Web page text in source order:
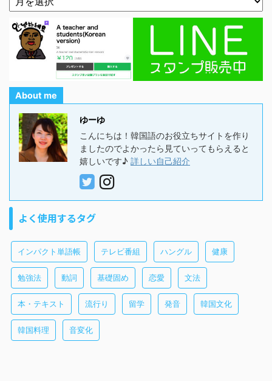
About me
ゆーゆ
こんにちは！韓国語のお役立ちサイトを作り
ましたのでよかったら見ていってもらえると
嬉しいです♪ 詳しい自己紹介
よく使用するタグ
インパクト単語帳 テレビ番組 ハングル 健康
勉強法 動詞 基礎固め 恋愛 文法
本・テキスト 流行り 留学 発音 韓国文化
韓国料理 音変化